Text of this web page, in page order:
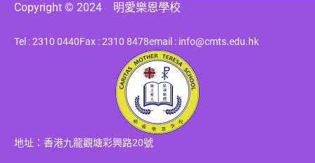
Copyright © 2024 明愛樂恩學校
Tel : 2310 0440Fax : 2310 8478email : info@cmts.edu.hk
地址：香港九龍觀塘彩興路20號